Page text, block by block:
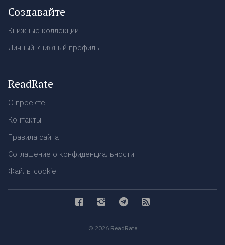
Создавайте
Книжные коллекции
Личный книжный профиль
ReadRate
О проекте
Контакты
Правила сайта
Соглашение о конфиденциальности
Файлы cookie
© 2026 ReadRate